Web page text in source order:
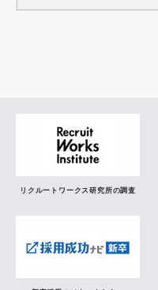
リクルートワークス研究所の調査